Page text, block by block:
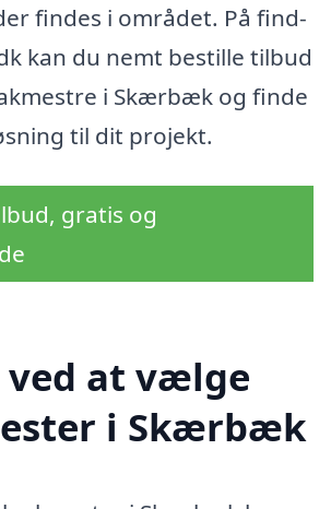
findes i området. På find-
kan du nemt bestille tilbud
i Skærbæk og finde
til dit projekt.
gratis og
ved at vælge
i Skærbæk